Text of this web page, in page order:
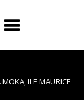
MOKA, ILE MAURICE